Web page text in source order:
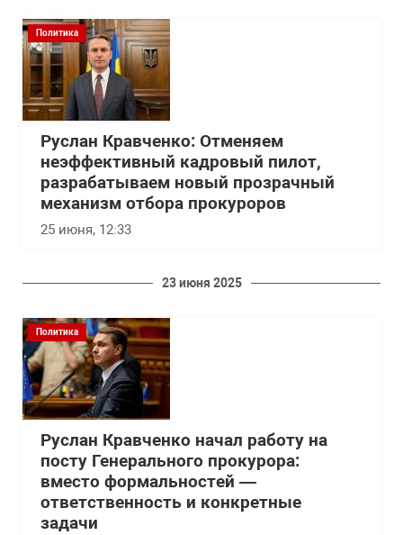
Политика
Руслан Кравченко: Отменяем
неэффективный кадровый пилот,
разрабатываем новый прозрачный
механизм отбора прокуроров
25 июня, 12:33
23 июня 2025
Политика
Руслан Кравченко начал работу на
посту Генерального прокурора:
вместо формальностей —
ответственность и конкретные
задачи